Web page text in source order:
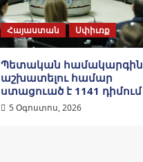
Հայաստան Սփիւռք
Պետական համակարգին
աշխատելու համար
ստացուած է 1141 դիմում
5 Օգոստոս, 2026